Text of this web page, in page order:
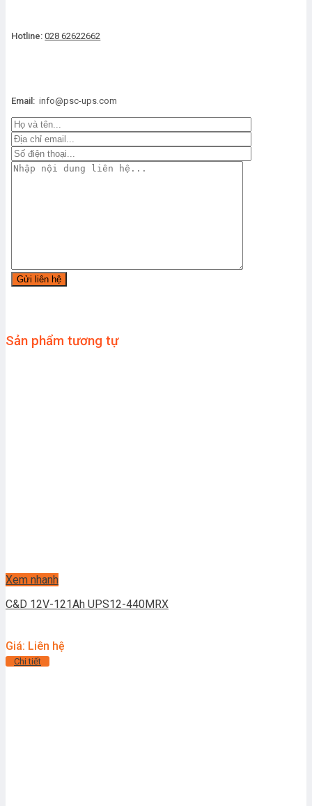
Hotline: 028 62622662
Email: info@psc-ups.com
Sản phẩm tương tự
Xem nhanh
C&D 12V-121Ah UPS12-440MRX
Giá: Liên hệ
Chi tiết